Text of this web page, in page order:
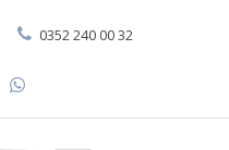
0352 240 00 32